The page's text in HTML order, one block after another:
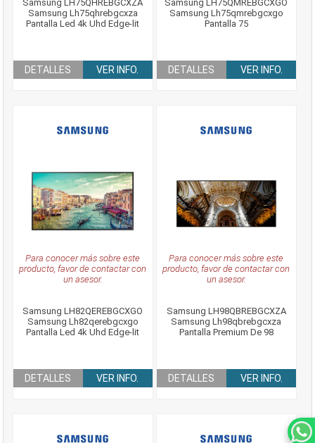
Samsung LH75QHREBGCXZA
Samsung Lh75qhrebgcxza
Pantalla Led 4k Uhd Edge-lit
DETALLES VER INFO.
Samsung LH75QMREBGCXGO
Samsung Lh75qmrebgcxgo
Pantalla 75
DETALLES VER INFO.
Para conocer más sobre este
producto, favor de contactar con
un asesor.
Samsung LH82QEREBGCXGO
Samsung Lh82qerebgcxgo
Pantalla Led 4k Uhd Edge-lit
DETALLES VER INFO.
Para conocer más sobre este
producto, favor de contactar con
un asesor.
Samsung LH98QBREBGCXZA
Samsung Lh98qbrebgcxza
Pantalla Premium De 98
DETALLES VER INFO.